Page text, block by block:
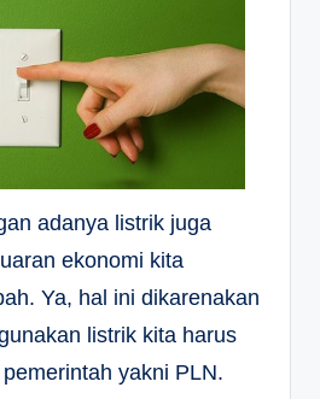
adanya listrik juga
ekonomi kita
Ya, hal ini dikarenakan
listrik kita harus
yakni PLN.